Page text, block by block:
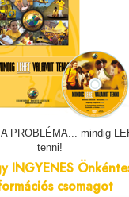
PROBLÉMA... mindig
tenni!
INGYENES
csomagot